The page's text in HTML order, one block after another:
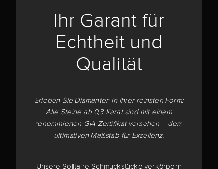
Ihr Garant für
Echtheit und
Qualität
Erleben Sie Diamanten in ihrer reinsten Form:
Alle Steine ab 0,3 Karat sind mit einem
renommierten GIA-Zertifikat versehen – dem
ultimativen Maßstab für Exzellenz.
Unsere Solitaire-Schmuckstücke verkörpern